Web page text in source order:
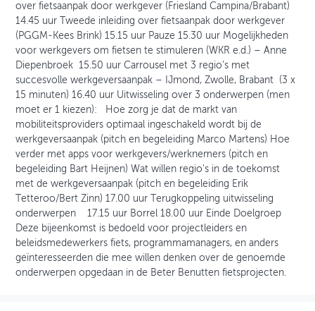
over fietsaanpak door werkgever (Friesland Campina/Brabant)
14.45 uur Tweede inleiding over fietsaanpak door werkgever
(PGGM-Kees Brink) 15.15 uur Pauze 15.30 uur Mogelijkheden
voor werkgevers om fietsen te stimuleren (WKR e.d.) – Anne
Diepenbroek 15.50 uur Carrousel met 3 regio’s met
succesvolle werkgeversaanpak – IJmond, Zwolle, Brabant (3 x
15 minuten) 16.40 uur Uitwisseling over 3 onderwerpen (men
moet er 1 kiezen): Hoe zorg je dat de markt van
mobiliteitsproviders optimaal ingeschakeld wordt bij de
werkgeversaanpak (pitch en begeleiding Marco Martens) Hoe
verder met apps voor werkgevers/werknemers (pitch en
begeleiding Bart Heijnen) Wat willen regio's in de toekomst
met de werkgeversaanpak (pitch en begeleiding Erik
Tetteroo/Bert Zinn) 17.00 uur Terugkoppeling uitwisseling
onderwerpen 17.15 uur Borrel 18.00 uur Einde Doelgroep
Deze bijeenkomst is bedoeld voor projectleiders en
beleidsmedewerkers fiets, programmamanagers, en anders
geïnteresseerden die mee willen denken over de genoemde
onderwerpen opgedaan in de Beter Benutten fietsprojecten.